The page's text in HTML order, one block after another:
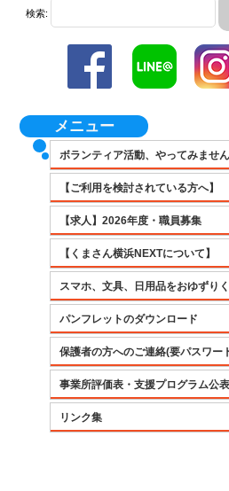
検索:
メニュー
ボランティア活動、やってみませ
【ご利用を検討されている方へ】
【求人】2026年度・職員募集
【くまさん横浜NEXTについて】
スマホ、文具、日用品をおゆずり
パンフレットのダウンロード
保護者の方へのご連絡(要パスワー
事業所評価表・支援プログラム公表
リンク集